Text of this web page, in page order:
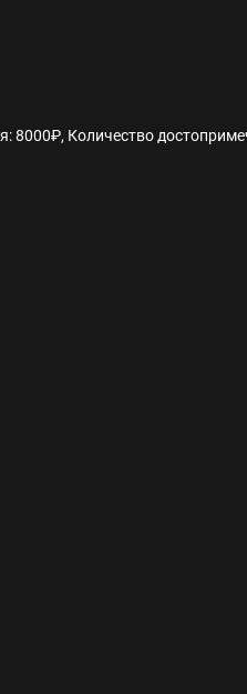
с 2010 года
реставрации памятников
криптовалют
8000₽, Количество